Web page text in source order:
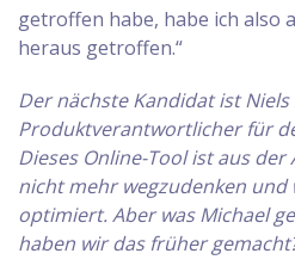
getroffen habe, habe ich also
heraus getroffen.“
Der nächste Kandidat ist Niels
Produktverantwortlicher für
Dieses Online-Tool ist aus
nicht mehr wegzudenken
optimiert. Aber was Michael
haben wir das früher